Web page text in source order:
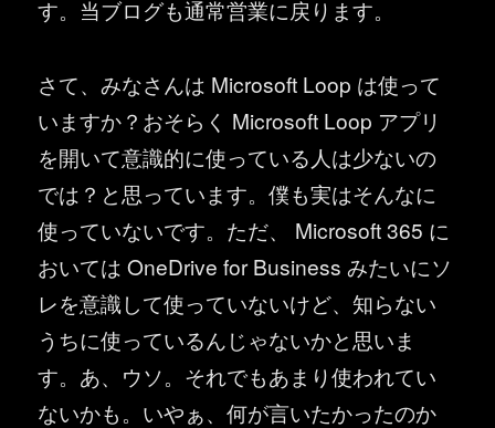
す。当ブログも通常営業に戻ります。
さて、みなさんは Microsoft Loop は使って
いますか？おそらく Microsoft Loop アプリ
を開いて意識的に使っている人は少ないの
では？と思っています。僕も実はそんなに
使っていないです。ただ、 Microsoft 365 に
おいては OneDrive for Business みたいにソ
レを意識して使っていないけど、知らない
うちに使っているんじゃないかと思いま
す。あ、ウソ。それでもあまり使われてい
ないかも。いやぁ、何が言いたかったのか